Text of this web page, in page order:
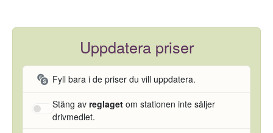
Uppdatera priser
Fyll bara i de priser du vill uppdatera.
Stäng av reglaget om stationen inte säljer
drivmedlet.